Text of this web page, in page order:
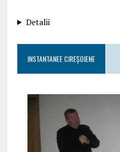
Detalii
INSTANTANEE CIREȘOIENE